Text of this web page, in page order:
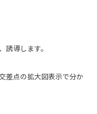
導します。
差点の拡大図表示で分か